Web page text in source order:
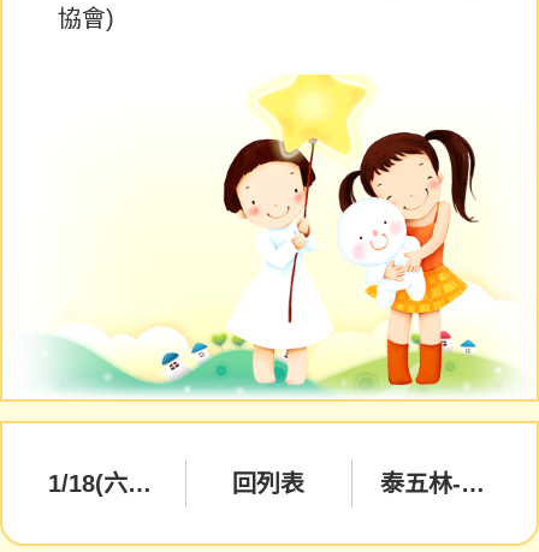
協會)
1/18(六)團體健康檢查活動說明 回列表 泰五林-行動諮詢服務站